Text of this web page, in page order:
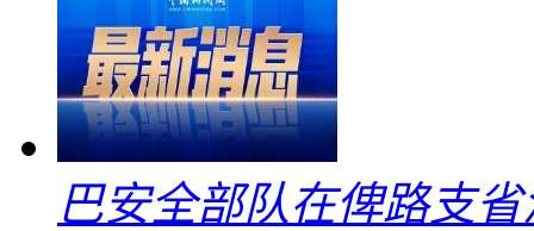
巴安全部队在俾路支